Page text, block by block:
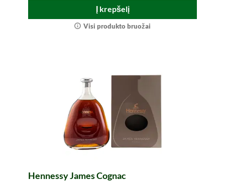
Į krepšelį
Visi produkto bruožai
Hennessy James Cognac